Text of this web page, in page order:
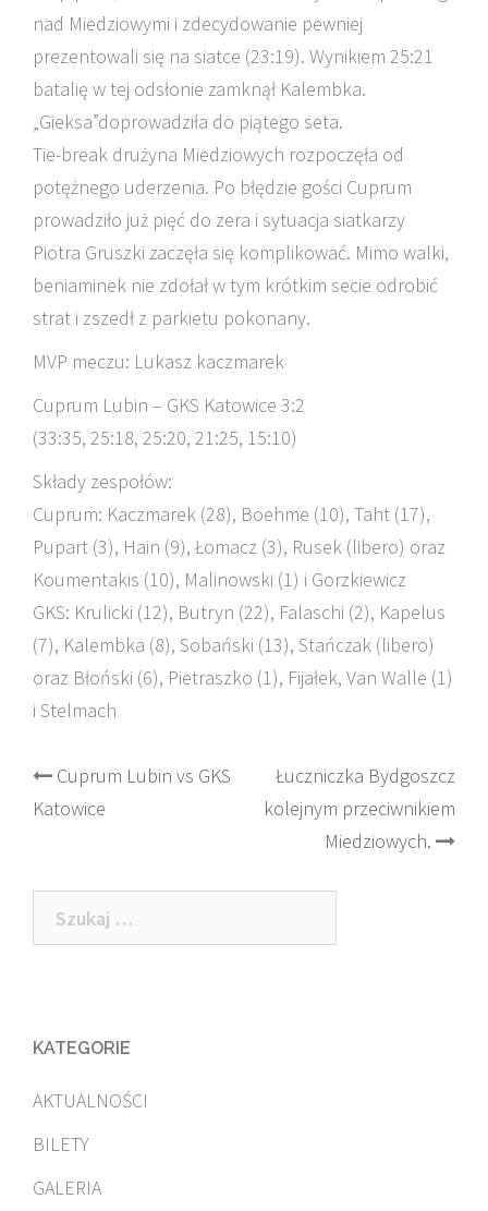
nad Miedziowymi i zdecydowanie pewniej
prezentowali się na siatce (23:19). Wynikiem 25:21
batalię w tej odsłonie zamknął Kalembka.
„Gieksa”doprowadziła do piątego seta.
Tie-break drużyna Miedziowych rozpoczęła od
potężnego uderzenia. Po błędzie gości Cuprum
prowadziło już pięć do zera i sytuacja siatkarzy
Piotra Gruszki zaczęła się komplikować. Mimo walki,
beniaminek nie zdołał w tym krótkim secie odrobić
strat i zszedł z parkietu pokonany.
MVP meczu: Lukasz kaczmarek
Cuprum Lubin – GKS Katowice 3:2
(33:35, 25:18, 25:20, 21:25, 15:10)
Składy zespołów:
Cuprum: Kaczmarek (28), Boehme (10), Taht (17),
Pupart (3), Hain (9), Łomacz (3), Rusek (libero) oraz
Koumentakis (10), Malinowski (1) i Gorzkiewicz
GKS: Krulicki (12), Butryn (22), Falaschi (2), Kapelus
(7), Kalembka (8), Sobański (13), Stańczak (libero)
oraz Błoński (6), Pietraszko (1), Fijałek, Van Walle (1)
i Stelmach
Post
navigation
Cuprum Lubin vs GKS
Katowice
Łuczniczka Bydgoszcz
kolejnym przeciwnikiem
Miedziowych.
Szukaj:
KATEGORIE
AKTUALNOŚCI
BILETY
GALERIA